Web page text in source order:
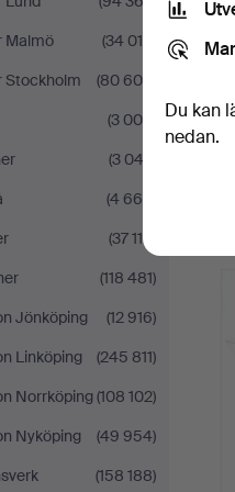
Malmö
(34 010)
Stockholm
(80 604)
(3 000)
(3 042)
(4 669)
(37 114)
(118 481)
Jönköping
(12 916)
Linköping
(245 811)
Norrköping(108 102)
Nyköping
(49 954)
(158 188)
Du kan
nedan.